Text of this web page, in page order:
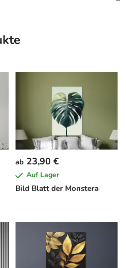
Bild Blatt der Monstera
ab 23,90 €
Auf Lager